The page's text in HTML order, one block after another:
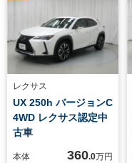
レクサス
UX 250h バージョンC
4WD レクサス認定中
古車
本体 360.0万円